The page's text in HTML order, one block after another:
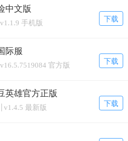
中文版
v1.1.9 手机版 下载
际服
v16.5.7519084 官方版 下载
英雄官方正版
v1.4.5 最新版 下载